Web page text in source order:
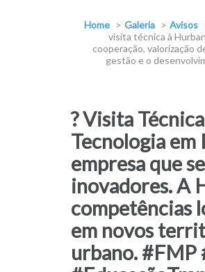
Home > Galeria > Avisos
visita técnica à
cooperação, valorização
gestão e o
? Visita
Tecnologia
empresa que
inovadores. A
competências
em novos
urbano. #FMP